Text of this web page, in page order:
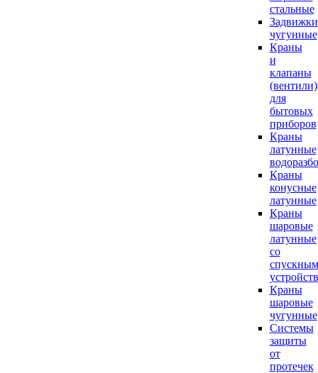
стальные
Задвижки
чугунные
Краны
и
клапаны
(вентили)
для
бытовых
приборов
Краны
латунные
Краны
конусные
латунные
Краны
шаровые
латунные
со
спускным
Краны
шаровые
чугунные
Системы
защиты
от
протечек